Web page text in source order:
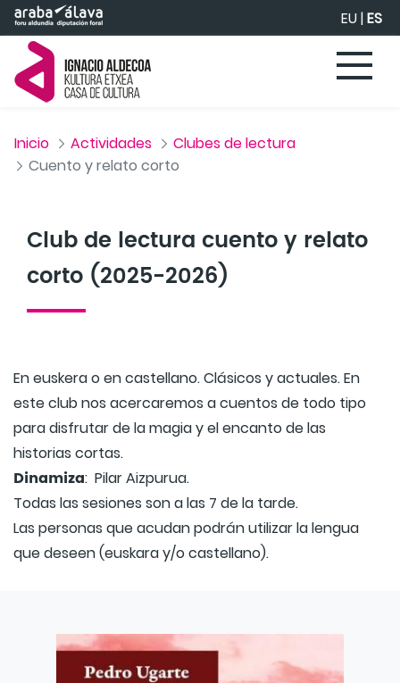
Saltar al contenido principal EU|ES
Inicio Actividades
Clubes de lectura
Cuento y relato corto
Club de lectura cuento y relato
corto (2025-2026)
En euskera o en castellano. Clásicos y actuales. En
este club nos acercaremos a cuentos de todo tipo
para disfrutar de la magia y el encanto de las
historias cortas.
Dinamiza: Pilar Aizpurua.
Todas las sesiones son a las 7 de la tarde.
Las personas que acudan podrán utilizar la lengua
que deseen (euskara y/o castellano).